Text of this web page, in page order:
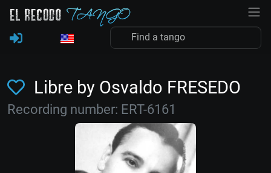
Libre by Osvaldo FRESEDO
Recording number: ERT-6161